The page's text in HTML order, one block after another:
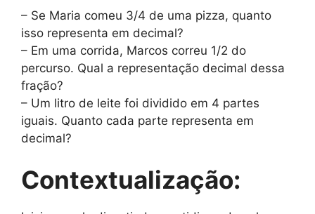
– Se Maria comeu 3/4 de uma pizza, quanto
isso representa em decimal?
– Em uma corrida, Marcos correu 1/2 do
percurso. Qual a representação decimal dessa
fração?
– Um litro de leite foi dividido em 4 partes
iguais. Quanto cada parte representa em
decimal?
Contextualização: